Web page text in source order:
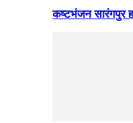
कष्टभंजन सारंगपुर